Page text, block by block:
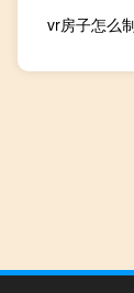
vr房子怎么